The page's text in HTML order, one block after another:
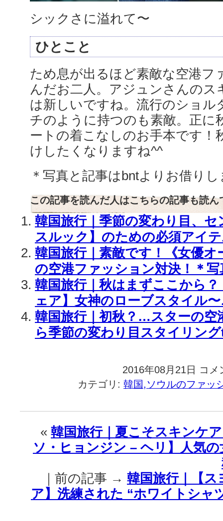
シックさに溢れて〜
ひとこと
ため息が出るほど素敵な空港フ
んだお二人。アジュンさんのス
は新しいですね。流行のショル
チのように持つのも素敵。正に
ートの着こなしのお手本です！
けしたくなりますね^^
＊写真と記事はbntよりお借り
この記事を読んだ人はこちらの記事も読ん
韓国旅行｜季節の変わり目、
スルック】のための必須アイ
韓国旅行｜素敵です！《女優オ
の空港ファッション対決！＊
韓国旅行｜秋はまずここから
ェア】女神のローブスタイル〜
韓国旅行｜初秋？…スターの空
ら季節の変わり目スタイリン
2016年08月21日
韓
旅
｜
う
秋〜？」
【イ・
ウ
ン
コメ
カテゴリ: 韓国,ソウルのファッ
« 韓国旅行｜夏こそスキンケ
ソ・ヒョンジン – ヘリ】人気
｜前の記事 → 韓国旅行｜【
ア】洗練された “ホワイトシャ